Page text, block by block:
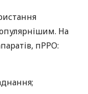
На
пРРО: